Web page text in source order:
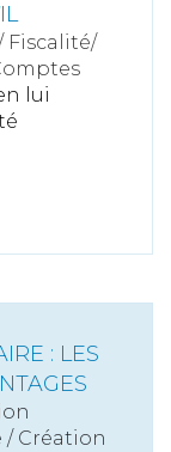
Fiscalité/
lui
: LES
/ Création